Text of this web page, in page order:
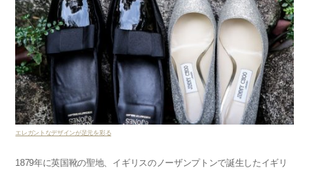
エレガントなデザインが足元を彩る
1879年に英国靴の聖地、イギリスのノーザンプトンで誕生したイギリ